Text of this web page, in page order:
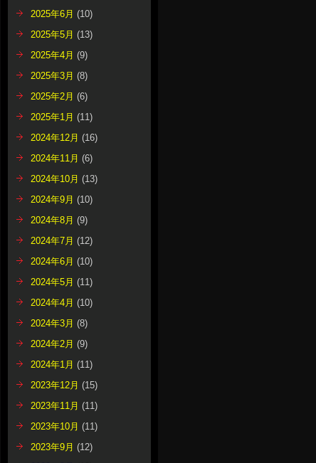
2025年6月 (10)
2025年5月 (13)
2025年4月 (9)
2025年3月 (8)
2025年2月 (6)
2025年1月 (11)
2024年12月 (16)
2024年11月 (6)
2024年10月 (13)
2024年9月 (10)
2024年8月 (9)
2024年7月 (12)
2024年6月 (10)
2024年5月 (11)
2024年4月 (10)
2024年3月 (8)
2024年2月 (9)
2024年1月 (11)
2023年12月 (15)
2023年11月 (11)
2023年10月 (11)
2023年9月 (12)